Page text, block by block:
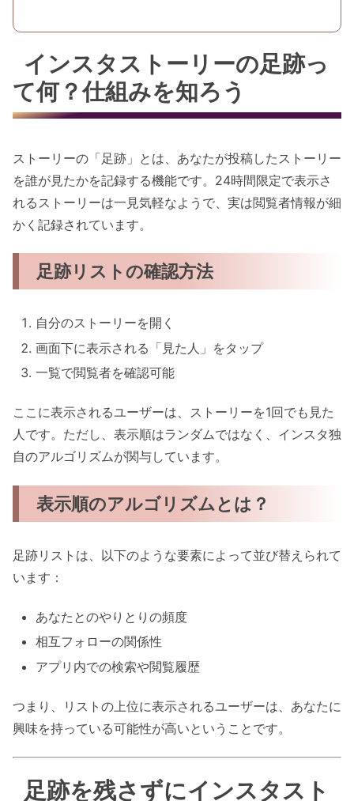
インスタストーリーの足跡っ
て何？仕組みを知ろう
ストーリーの「足跡」とは、あなたが投稿したストーリー
を誰が見たかを記録する機能です。24時間限定で表示さ
れるストーリーは一見気軽なようで、実は閲覧者情報が細
かく記録されています。
足跡リストの確認方法
自分のストーリーを開く
画面下に表示される「見た人」をタップ
一覧で閲覧者を確認可能
ここに表示されるユーザーは、ストーリーを1回でも見た
人です。ただし、表示順はランダムではなく、インスタ独
自のアルゴリズムが関与しています。
表示順のアルゴリズムとは？
足跡リストは、以下のような要素によって並び替えられて
います：
あなたとのやりとりの頻度
相互フォローの関係性
アプリ内での検索や閲覧履歴
つまり、リストの上位に表示されるユーザーは、あなたに
興味を持っている可能性が高いということです。
足跡を残さずにインスタスト